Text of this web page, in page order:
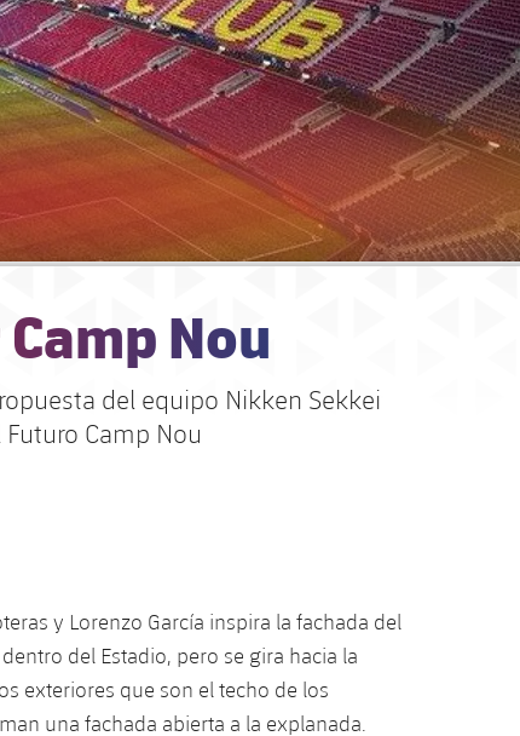
Nou
del equipo Nikken Sekkei
Camp Nou
y Lorenzo García inspira la fachada del
del Estadio, pero se gira hacia la
exteriores que son el techo de los
una fachada abierta a la explanada.